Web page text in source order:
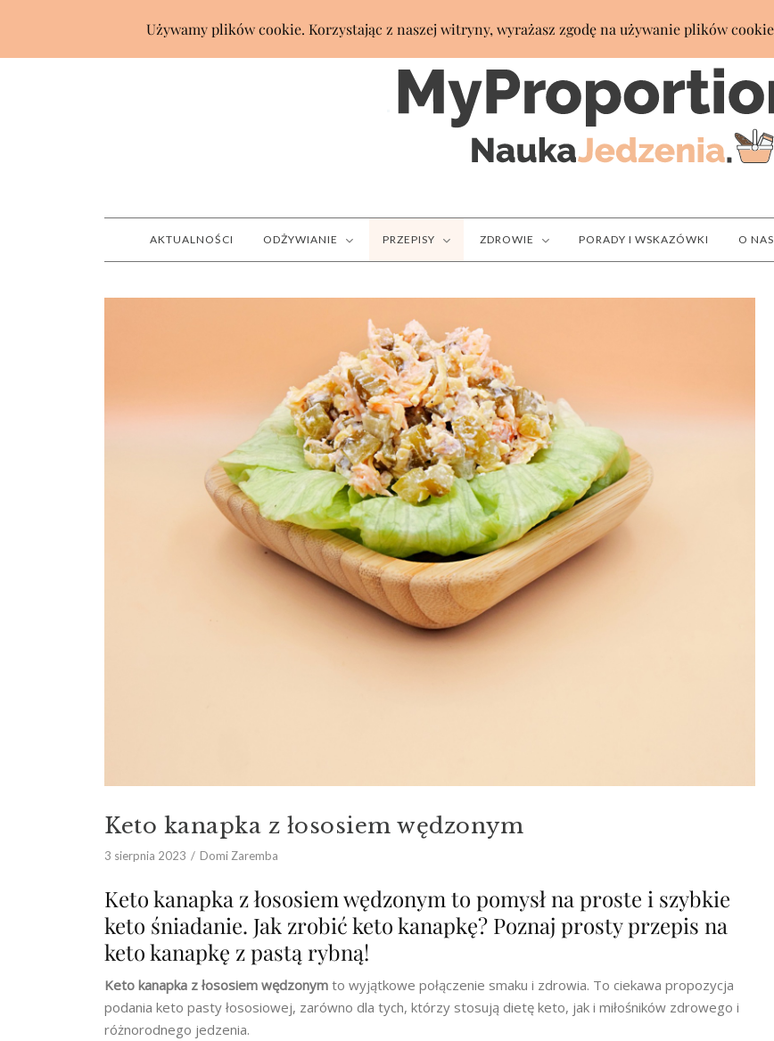
AKTUALNOŚCI ODŻYWIANIE PRZEPISY ZDROWIE PORADY I WSKAZÓWKI O NAS
Keto kanapka z łososiem wędzonym
3 sierpnia 2023 Domi Zaremba
Keto kanapka z łososiem wędzonym to pomysł na proste i szybkie
keto śniadanie. Jak zrobić keto kanapkę? Poznaj prosty przepis na
keto kanapkę z pastą rybną!
Keto kanapka z łososiem wędzonym to wyjątkowe połączenie smaku i zdrowia. To ciekawa propozycja
podania keto pasty łososiowej, zarówno dla tych, którzy stosują dietę keto, jak i miłośników zdrowego i
różnorodnego jedzenia.